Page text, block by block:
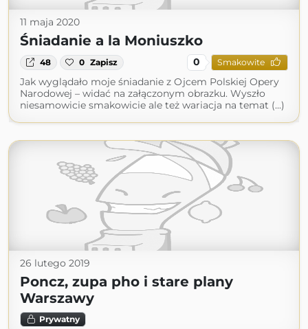
11 maja 2020
Śniadanie a la Moniuszko
48 0 Zapisz 0 Smakowite
Jak wyglądało moje śniadanie z Ojcem Polskiej Opery
Narodowej – widać na załączonym obrazku. Wyszło
niesamowicie smakowicie ale też wariacja na temat (...)
26 lutego 2019
Poncz, zupa pho i stare plany
Warszawy
Prywatny